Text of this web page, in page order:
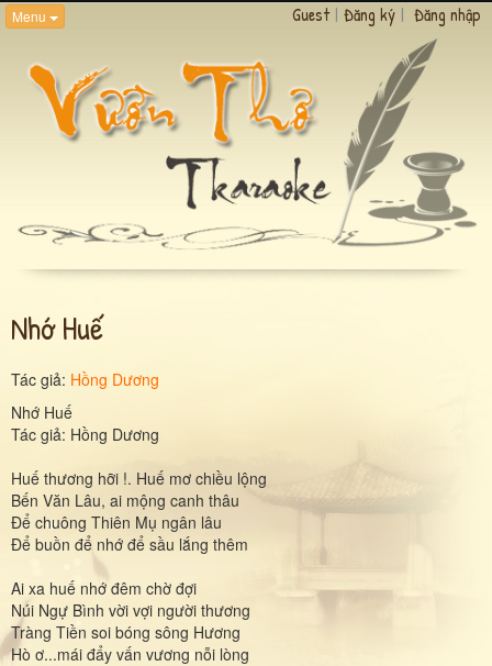
Menu Guest | Đăng ký | Đăng nhập
Nhớ Huế
Tác giả: Hồng Dương
Nhớ Huế
Tác giả: Hồng Dương
Huế thương hỡi !. Huế mơ chiều lộng
Bến Văn Lâu, ai mộng canh thâu
Để chuông Thiên Mụ ngân lâu
Để buồn để nhớ để sầu lắng thêm
Ai xa huế nhớ đêm chờ đợi
Núi Ngự Bình vời vợi người thương
Tràng Tiền soi bóng sông Hương
Hò ơ...mái đẩy vấn vương nỗi lòng